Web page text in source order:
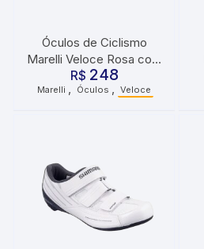
Óculos de Ciclismo
Marelli Veloce Rosa com
3 Lentes
R$ 248
Marelli , Óculos , Veloce